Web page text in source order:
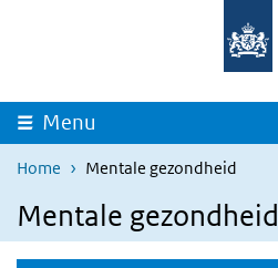
Overslaan en naar de inhoud gaan
Menu
Home Mentale gezondheid
Mentale gezondheid